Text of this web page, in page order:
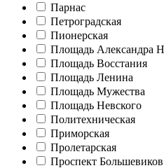
Парнас
Петроградская
Пионерская
Площадь Александра
Площадь Восстания
Площадь Ленина
Площадь Мужества
Площадь Невского
Политехническая
Приморская
Пролетарская
Проспект Большевиков